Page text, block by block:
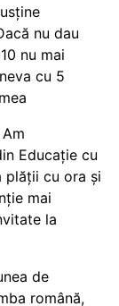
nu dau
nu mai
cu 5
Educație cu
plății cu ora și
mai
la
de
română,